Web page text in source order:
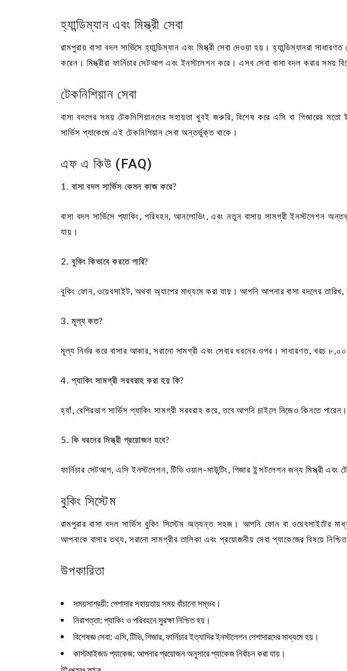
হ্যান্ডিম্যান এবং মিস্ত্রী সেবা
রামপুরায় বাসা বদল সার্ভিসে হ্যান্ডিম্যান এবং মিস্ত্রী সেবা দেওয়া হয়। হ্যান্ডিম্যানরা
করেন। মিস্ত্রীরা ফার্নিচার সেটআপ এবং ইনস্টলেশন করে। এসব সেবা বাসা বদল করার সময়
টেকনিশিয়ান সেবা
বাসা বদলের সময় টেকনিশিয়ানদের সহায়তা খুবই জরুরি, বিশেষ করে এসি বা গিজারের
সার্ভিস প্যাকেজে এই টেকনিশিয়ান সেবা অন্তর্ভুক্ত থাকে।
এফ এ কিউ (FAQ)
1. বাসা বদল সার্ভিস কেমন কাজ করে?
বাসা বদল সার্ভিসে প্যাকিং, পরিবহন, আনলোডিং, এবং নতুন বাসায় সামগ্রী ইনস্টলেশন
যায়।
2. বুকিং কিভাবে করতে পারি?
বুকিং ফোন, ওয়েবসাইট, অথবা অ্যাপের মাধ্যমে করা যায়। আপনি আপনার বাসা বদলের তারিখ,
3. মূল্য কত?
মূল্য নির্ভর করে বাসার আকার, সরানো সামগ্রী এবং সেবার ধরনের ওপর। সাধারণত, খরচ
4. প্যাকিং সামগ্রী সরবরাহ করা হয় কি?
হ্যাঁ, বেশিরভাগ সার্ভিস প্যাকিং সামগ্রী সরবরাহ করে, তবে আপনি চাইলে নিজেও কিনতে পারেন।
5. কি ধরনের মিস্ত্রী প্রয়োজন হবে?
ফার্নিচার সেটআপ, এসি ইনস্টলেশন, টিভি ওয়াল-মাউন্টিং, গিজার ইন্সটলেশন জন্য মিস্ত্রী এবং
বুকিং সিস্টেম
রামপুরার বাসা বদল সার্ভিস বুকিং সিস্টেম অত্যন্ত সহজ। আপনি ফোন বা ওয়েবসাইটের
আপনাকে বাসার তথ্য, সরানো সামগ্রীর তালিকা এবং প্রয়োজনীয় সেবা প্যাকেজের বিষয়ে
উপকারিতা
সময়সাশ্রয়ী: পেশাদার সহায়তায় সময় বাঁচানো সম্ভব।
নিরাপত্তা: প্যাকিং ও পরিবহনে সুরক্ষা নিশ্চিত হয়।
বিশেষজ্ঞ সেবা: এসি, টিভি, গিজার, ফার্নিচার ইত্যাদির ইনস্টলেশন পেশাদারদের মাধ্যমে হয়।
কাস্টমাইজড প্যাকেজ: আপনার প্রয়োজন অনুসারে প্যাকেজ নির্বাচন করা যায়।